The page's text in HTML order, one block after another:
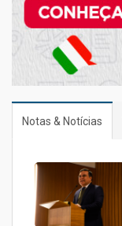
Notas & Notícias